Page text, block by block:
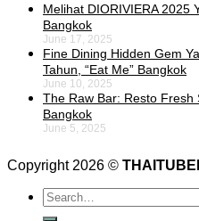
Melihat DIORIVIERA 2025
Bangkok
June 17, 2025
Fine Dining Hidden Gem
Tahun, “Eat Me” Bangkok
June 10, 2025
The Raw Bar: Resto Fresh
Bangkok
June 5, 2025
Copyright 2026 ©